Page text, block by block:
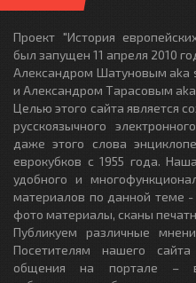
Проект "История
был запущен 11 апреля 2010
Александром Шатуновым aka
и Александром Тарасовым aka
Целью этого сайта является
русскоязычного
даже этого слова
еврокубков с 1955 года.
удобного и
материалов по данной теме
фото материалы, сканы
Публикуем различные
Посетителям нашего
общения на портале –